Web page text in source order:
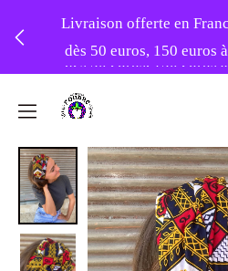
Livraison offerte en
dès 50 euros, 150 euros
Foudre
Turbans